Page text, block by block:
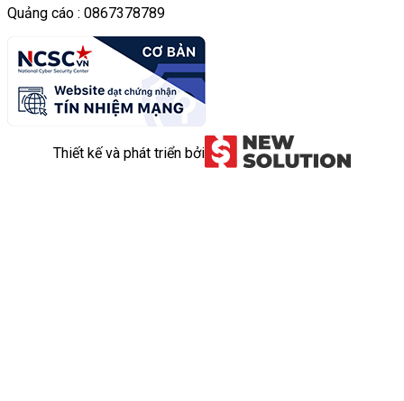
Quảng cáo : 0867378789
Thiết kế và phát triển bởi